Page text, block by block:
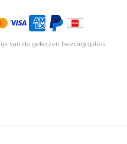
van de gekozen bezorgopties